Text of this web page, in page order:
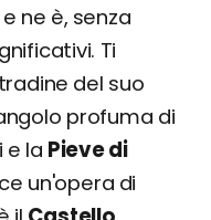
ne è, senza
Ti
del suo
profuma di
e la Pieve di
un'opera di